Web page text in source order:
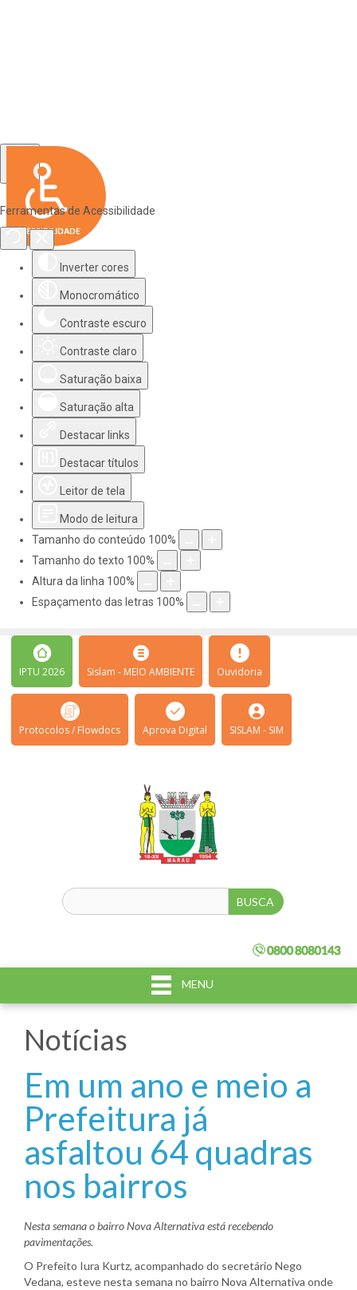
Ferramentas de Acessibilidade
Inverter cores
Monocromático
Contraste escuro
Contraste claro
Saturação baixa
Saturação alta
Destacar links
Destacar títulos
Leitor de tela
Modo de leitura
Tamanho do conteúdo 100%
Tamanho do texto 100%
Altura da linha 100%
Espaçamento das letras 100%
IPTU 2026 Sislam - MEIO AMBIENTE Ouvidoria
Protocolos / Flowdocs Aprova Digital SISLAM - SIM
MENU
Notícias
Em um ano e meio a
Prefeitura já
asfaltou 64 quadras
nos bairros
Nesta semana o bairro Nova Alternativa está recebendo
pavimentações.
O Prefeito Iura Kurtz, acompanhado do secretário Nego
Vedana, esteve nesta semana no bairro Nova Alternativa onde